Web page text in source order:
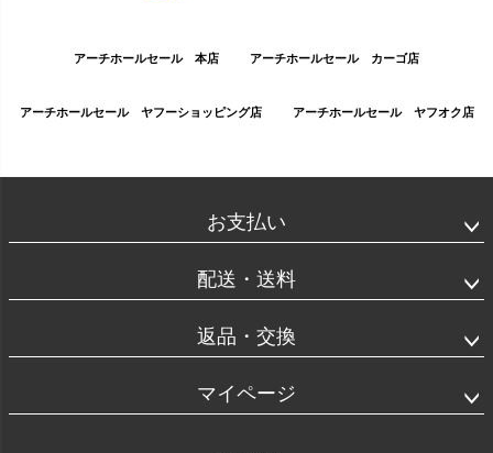
アーチホールセール 本店 アーチホールセール カーゴ店
アーチホールセール ヤフーショッピング店 アーチホールセール ヤフオク店
お支払い
配送・送料
返品・交換
マイページ